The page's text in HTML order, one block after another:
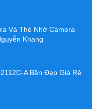
Và Thẻ Nhớ Camera
Khang
A Bền Đẹp Giá Rẻ